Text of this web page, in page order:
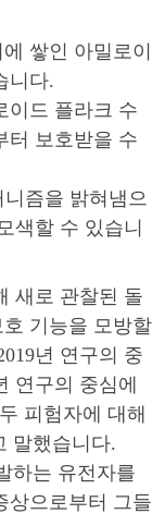
쌓인 아밀로이
니다.
이드 플라크 수
터 보호받을 수
즘을 밝혀냄으
색할 수 있습니
새로 관찰된 돌
기능을 모방할
년 연구의 중
연구의 중심에
피험자에 대해
말했습니다.
하는 유전자를
상으로부터 그들